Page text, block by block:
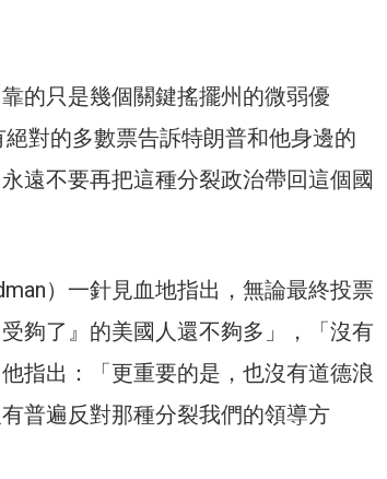
的只是幾個關鍵搖擺州的微弱優
對的多數票告訴特朗普和他身邊的
遠不要再把這種分裂政治帶回這個國
）一針見血地指出，無論最終投票
夠了』的美國人還不夠多」，「沒有
指出：「更重要的是，也沒有道德浪
普遍反對那種分裂我們的領導方